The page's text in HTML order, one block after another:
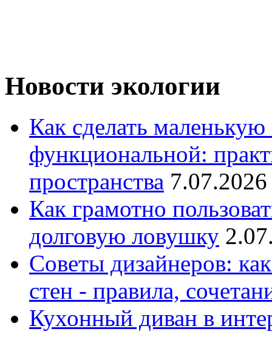
Новости экологии
Как сделать
функциональной:
пространства
Как грамотно
долговую ловушку
Советы дизайнеров:
стен - правила,
Кухонный диван в